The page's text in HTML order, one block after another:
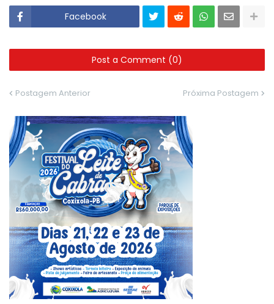
Facebook
Post a Comment (0)
Postagem Anterior Próxima Postagem